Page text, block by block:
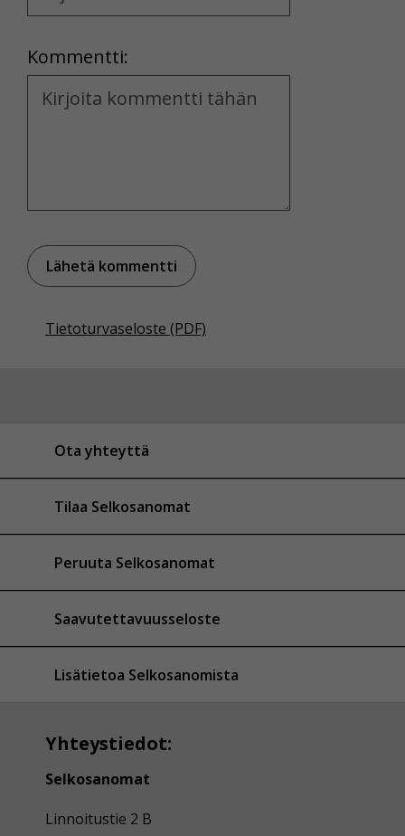
Kommentti:
Kommentti
Tietoturvaseloste (PDF)
Ota yhteyttä
Tilaa Selkosanomat
Peruuta Selkosanomat
Saavutettavuusseloste
Lisätietoa Selkosanomista
Yhteystiedot:
Selkosanomat
Linnoitustie 2 B